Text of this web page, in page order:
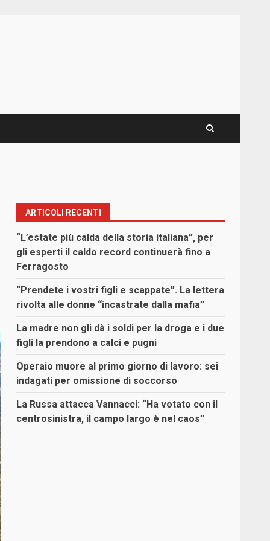
ARTICOLI RECENTI
“L’estate più calda della storia italiana”, per
gli esperti il caldo record continuerà fino a
Ferragosto
“Prendete i vostri figli e scappate”. La lettera
rivolta alle donne “incastrate dalla mafia”
La madre non gli dà i soldi per la droga e i due
figli la prendono a calci e pugni
Operaio muore al primo giorno di lavoro: sei
indagati per omissione di soccorso
La Russa attacca Vannacci: “Ha votato con il
centrosinistra, il campo largo è nel caos”